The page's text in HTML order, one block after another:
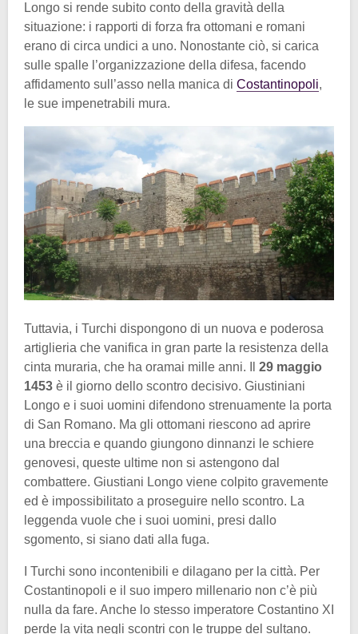
Longo si rende subito conto della gravità della
situazione: i rapporti di forza fra ottomani e romani
erano di circa undici a uno. Nonostante ciò, si carica
sulle spalle l’organizzazione della difesa, facendo
affidamento sull’asso nella manica di Costantinopoli,
le sue impenetrabili mura.
Tuttavia, i Turchi dispongono di un nuova e poderosa
artiglieria che vanifica in gran parte la resistenza della
cinta muraria, che ha oramai mille anni. Il 29 maggio
1453 è il giorno dello scontro decisivo. Giustiniani
Longo e i suoi uomini difendono strenuamente la porta
di San Romano. Ma gli ottomani riescono ad aprire
una breccia e quando giungono dinnanzi le schiere
genovesi, queste ultime non si astengono dal
combattere. Giustiani Longo viene colpito gravemente
ed è impossibilitato a proseguire nello scontro. La
leggenda vuole che i suoi uomini, presi dallo
sgomento, si siano dati alla fuga.
I Turchi sono incontenibili e dilagano per la città. Per
Costantinopoli e il suo impero millenario non c’è più
nulla da fare. Anche lo stesso imperatore Costantino XI
perde la vita negli scontri con le truppe del sultano.